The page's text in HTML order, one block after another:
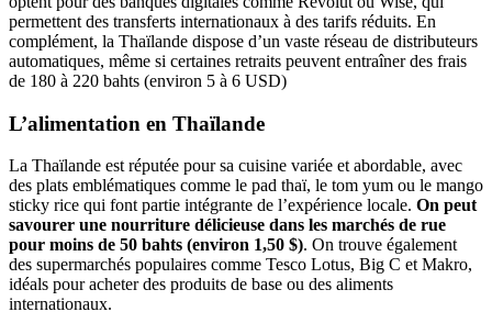
permettent des transferts internationaux à des tarifs réduits. En
complément, la Thaïlande dispose d’un vaste réseau de distributeurs
automatiques, même si certaines retraits peuvent entraîner des frais
de 180 à 220 bahts (environ 5 à 6 USD)
L’alimentation en Thaïlande
La Thaïlande est réputée pour sa cuisine variée et abordable, avec
des plats emblématiques comme le pad thaï, le tom yum ou le mango
sticky rice qui font partie intégrante de l’expérience locale. On peut
savourer une nourriture délicieuse dans les marchés de rue
pour moins de 50 bahts (environ 1,50 $). On trouve également
des supermarchés populaires comme Tesco Lotus, Big C et Makro,
idéals pour acheter des produits de base ou des aliments
internationaux.